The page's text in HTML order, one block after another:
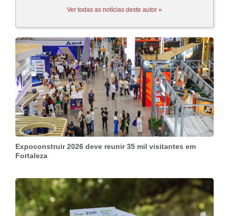
Ver todas as notícias deste autor »
Expoconstruir 2026 deve reunir 35 mil visitantes em
Fortaleza